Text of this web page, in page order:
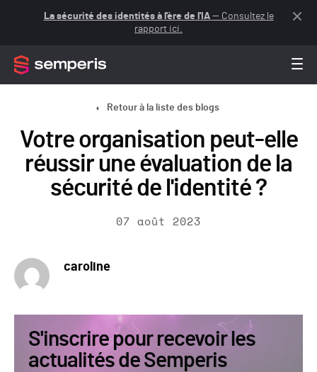
La sécurité des identités à l'ère de l'IA— Consultez le
rapport ici.
Retour à la liste des blogs
Votre organisation peut-elle
réussir une évaluation de la
sécurité de l'identité ?
07 août 2023
caroline
S'inscrire pour recevoir les
actualités de Semperis